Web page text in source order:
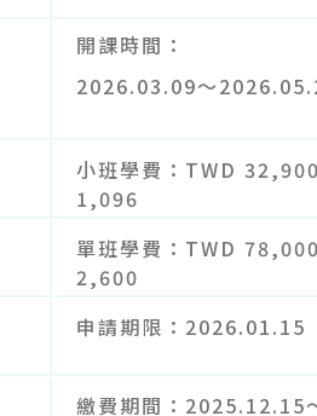
開課時間
2026.03.09～
小班學費
TWD
1,096
單班學費
TWD
2,600
申請期限
2026.01.15
繳費期間
2025.12.15